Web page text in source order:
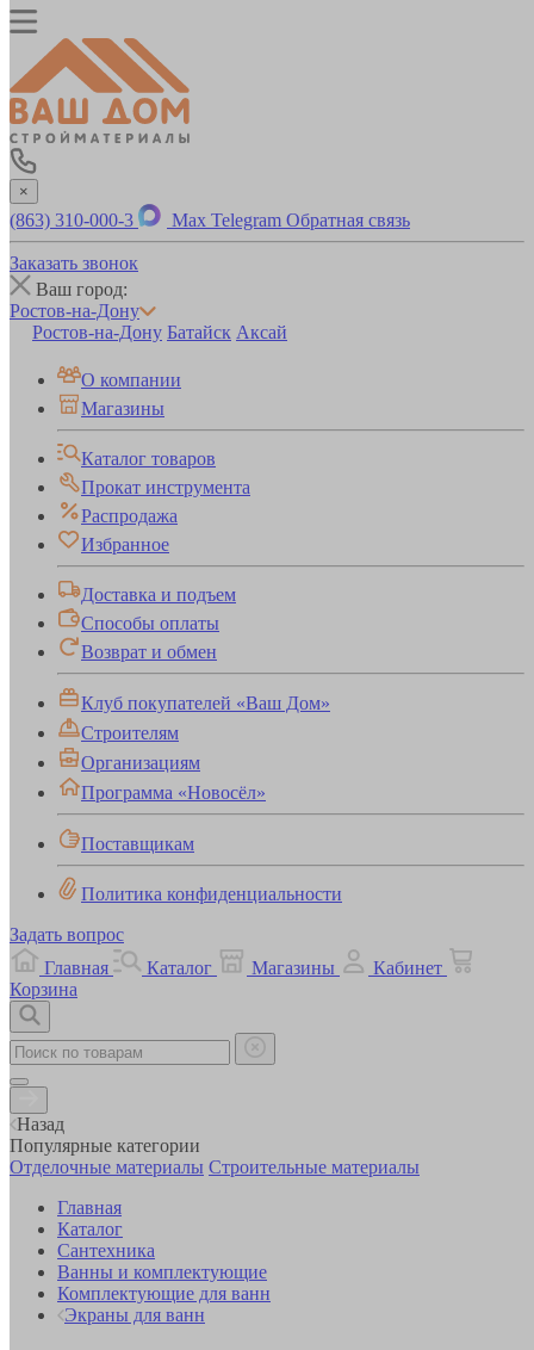
×
(863) 310-000-3 Max Telegram Обратная связь
Заказать звонок
Ваш город:
Ростов-на-Дону
Ростов-на-Дону Батайск Аксай
О компании
Магазины
Каталог товаров
Прокат инструмента
Распродажа
Избранное
Доставка и подъем
Способы оплаты
Возврат и обмен
Клуб покупателей «Ваш Дом»
Строителям
Организациям
Программа «Новосёл»
Поставщикам
Политика конфиденциальности
Задать вопрос
Главная
Каталог Магазины
Кабинет
Корзина
Назад
Популярные категории
Отделочные материалы Строительные материалы
Главная
Каталог
Сантехника
Ванны и комплектующие
Комплектующие для ванн
Экраны для ванн